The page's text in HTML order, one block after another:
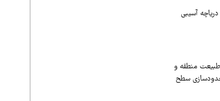
آسیبی
طبیعت منطقه و
سطح